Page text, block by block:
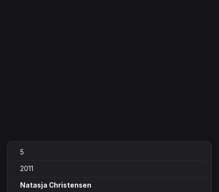
5
2011
Natasja Christensen